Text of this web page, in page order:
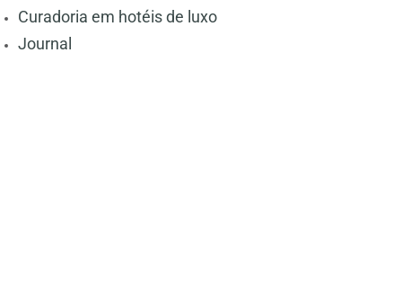
Curadoria em hotéis de luxo
Journal